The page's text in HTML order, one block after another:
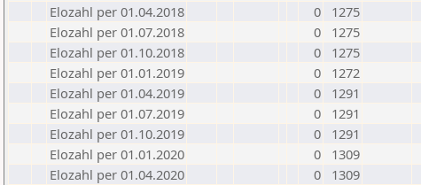
Elozahl per 01.04.2018
0
1275
Elozahl per 01.07.2018
0
1275
Elozahl per 01.10.2018
0
1275
Elozahl per 01.01.2019
0
1272
Elozahl per 01.04.2019
0
1291
Elozahl per 01.07.2019
0
1291
Elozahl per 01.10.2019
0
1291
Elozahl per 01.01.2020
0
1309
Elozahl per 01.04.2020
0
1309